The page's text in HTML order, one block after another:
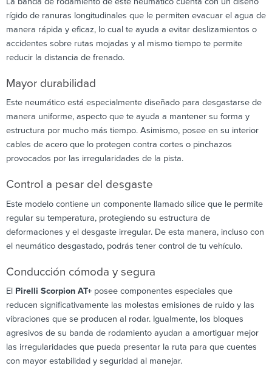
rígido de ranuras longitudinales que le permiten evacuar el agua de
manera rápida y eficaz, lo cual te ayuda a evitar deslizamientos o
accidentes sobre rutas mojadas y al mismo tiempo te permite
reducir la distancia de frenado.
Mayor durabilidad
Este neumático está especialmente diseñado para desgastarse de
manera uniforme, aspecto que te ayuda a mantener su forma y
estructura por mucho más tiempo. Asimismo, posee en su interior
cables de acero que lo protegen contra cortes o pinchazos
provocados por las irregularidades de la pista.
Control a pesar del desgaste
Este modelo contiene un componente llamado sílice que le permite
regular su temperatura, protegiendo su estructura de
deformaciones y el desgaste irregular. De esta manera, incluso con
el neumático desgastado, podrás tener control de tu vehículo.
Conducción cómoda y segura
El Pirelli Scorpion AT+ posee componentes especiales que
reducen significativamente las molestas emisiones de ruido y las
vibraciones que se producen al rodar. Igualmente, los bloques
agresivos de su banda de rodamiento ayudan a amortiguar mejor
las irregularidades que pueda presentar la ruta para que cuentes
con mayor estabilidad y seguridad al manejar.